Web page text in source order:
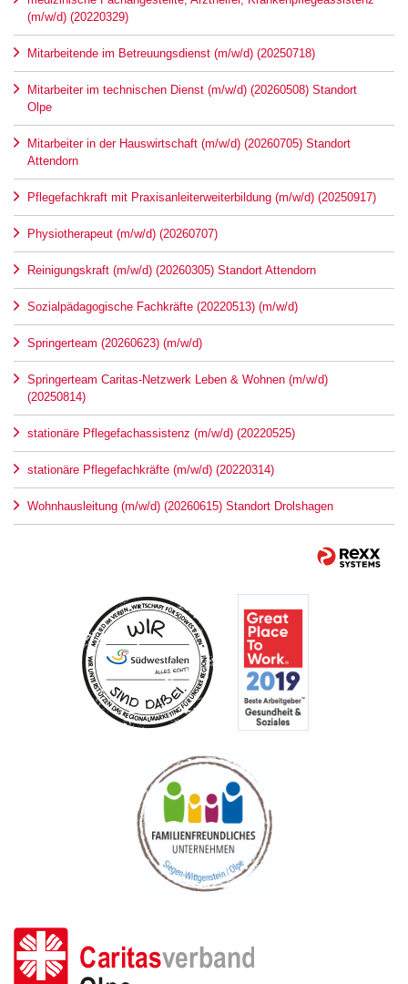
(m/w/d) (20220329)
Mitarbeitende im Betreuungsdienst (m/w/d) (20250718)
Mitarbeiter im technischen Dienst (m/w/d) (20260508) Standort
Olpe
Mitarbeiter in der Hauswirtschaft (m/w/d) (20260705) Standort
Attendorn
Pflegefachkraft mit Praxisanleiterweiterbildung (m/w/d) (20250917)
Physiotherapeut (m/w/d) (20260707)
Reinigungskraft (m/w/d) (20260305) Standort Attendorn
Sozialpädagogische Fachkräfte (20220513) (m/w/d)
Springerteam (20260623) (m/w/d)
Springerteam Caritas-Netzwerk Leben & Wohnen (m/w/d)
(20250814)
stationäre Pflegefachassistenz (m/w/d) (20220525)
stationäre Pflegefachkräfte (m/w/d) (20220314)
Wohnhausleitung (m/w/d) (20260615) Standort Drolshagen